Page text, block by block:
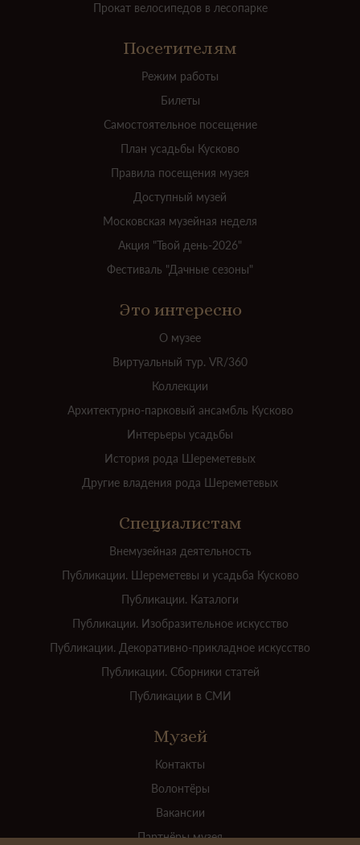
Прокат велосипедов в лесопарке
Посетителям
Режим работы
Билеты
Самостоятельное посещение
План усадьбы Кусково
Правила посещения музея
Доступный музей
Московская музейная неделя
Акция "Твой день-2026"
Фестиваль "Дачные сезоны"
Это интересно
О музее
Виртуальный тур. VR/360
Коллекции
Архитектурно-парковый ансамбль Кусково
Интерьеры усадьбы
История рода Шереметевых
Другие владения рода Шереметевых
Специалистам
Внемузейная деятельность
Публикации. Шереметевы и усадьба Кусково
Публикации. Каталоги
Публикации. Изобразительное искусство
Публикации. Декоративно-прикладное искусство
Публикации. Сборники статей
Публикации в СМИ
Музей
Контакты
Волонтёры
Вакансии
Партнёры музея